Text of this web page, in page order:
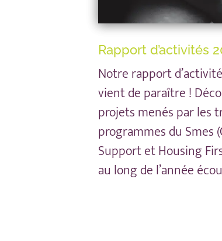
Rapport d’activités
Notre rapport
vient de paraître !
projets menés par les
programmes du Smes
Support et Housing
au long de l’année